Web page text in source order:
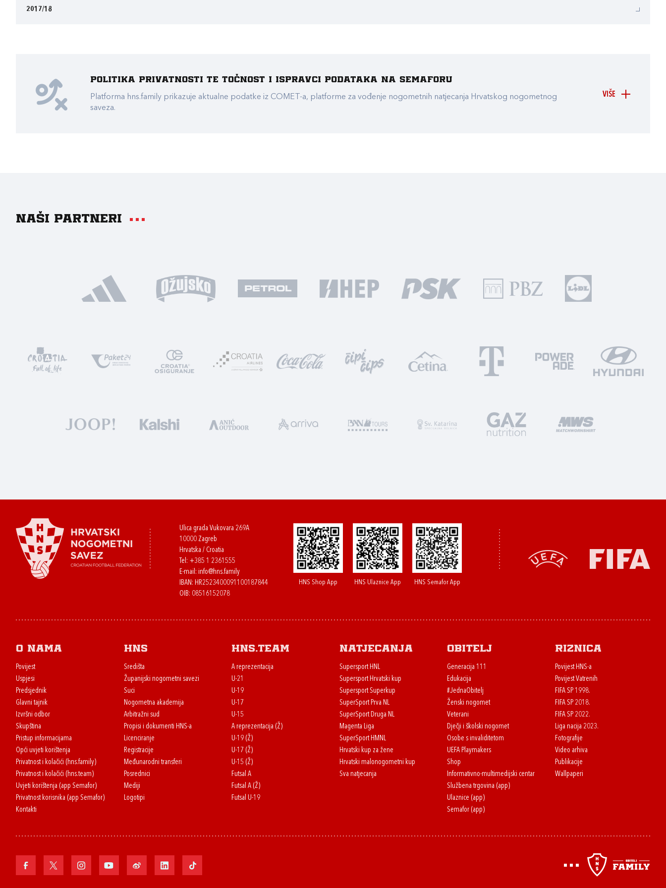
2017/18
VIŠE
Politika privatnosti te točnost i ispravci podataka na Semaforu
Platforma hns.family prikazuje aktualne podatke iz COMET-a, platforme za vođenje nogometnih natjecanja Hrvatskog nogometnog
saveza.
Naši partneri
Ulica grada Vukovara 269A
10000 Zagreb
Hrvatska / Croatia
Tel: +385 1 2361555
E-mail: info@hns.family
IBAN: HR2523400091100187844
OIB: 08516152078
HNS Shop App HNS Ulaznice App HNS Semafor App
O nama
Povijest
Uspjesi
Predsjednik
Glavni tajnik
Izvršni odbor
Skupština
Pristup informacijama
Opći uvjeti korištenja
Privatnost i kolačići (hns.family)
Privatnost i kolačići (hns.team)
Uvjeti korištenja (app Semafor)
Privatnost korisnika (app Semafor)
Kontakti
HNS
Središta
Županijski nogometni savezi
Suci
Nogometna akademija
Arbitražni sud
Propisi i dokumenti HNS-a
Licenciranje
Registracije
Međunarodni transferi
Posrednici
Mediji
Logotipi
HNS.team
A reprezentacija
U-21
U-19
U-17
U-15
A reprezentacija (Ž)
U-19 (Ž)
U-17 (Ž)
U-15 (Ž)
Futsal A
Futsal A (Ž)
Futsal U-19
Natjecanja
Supersport HNL
Supersport Hrvatski kup
Supersport Superkup
SuperSport Prva NL
SuperSport Druga NL
Magenta Liga
SuperSport HMNL
Hrvatski kup za žene
Hrvatski malonogometni kup
Sva natjecanja
Obitelj
Generacija 111
Edukacija
#JednaObitelj
Ženski nogomet
Veterani
Dječji i školski nogomet
Osobe s invaliditetom
UEFA Playmakers
Shop
Informativno-multimedijski centar
Službena trgovina (app)
Ulaznice (app)
Semafor (app)
Riznica
Povijest HNS-a
Povijest Vatrenih
FIFA SP 1998.
FIFA SP 2018.
FIFA SP 2022.
Liga nacija 2023.
Fotografije
Video arhiva
Publikacije
Wallpaperi